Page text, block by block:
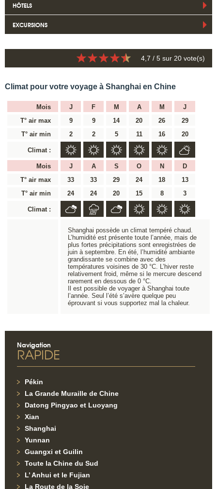
HÔTELS
EXCURSIONS
4,7 / 5 sur 20 vote(s)
Climat pour votre voyage à Shanghai en Chine
Mois J F M A M
J
T° air max
9 9 14 20 26
29
T° air min
2 2 5 11 16 20
Climat :
Mois J A S O N
D
T° air max
33 33 29 24 18
13
T° air min
24 24 20 15 8 3
Climat :
Shanghai possède un climat tempéré chaud.
L’humidité est présente toute l’année, mais de
plus fortes précipitations sont enregistrées de
juin à septembre. En été, l’humidité ambiante
grandissante se combine avec des
températures voisines de 30 °C. L’hiver reste
relativement froid, même si le mercure descend
rarement en dessous de 0 °C.
Il est possible de voyager à Shanghai toute
l’année. Seul l’été s’avère quelque peu
éprouvant si vous supportez mal la chaleur.
Navigation
RAPIDE
Pékin
La Grande Muraille de Chine
Datong Pingyao et Luoyang
Xian
Shanghai
Yunnan
Guangxi et Guilin
Toute la Chine du Sud
L’ Anhui et le Fujian
La Route de la Soie